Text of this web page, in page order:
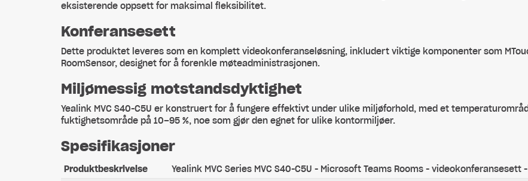
eksisterende oppsett for maksimal fleksibilitet.
Konferansesett
Dette produktet leveres som en komplett videokonferanseløsning, inkludert viktige komponenter som
RoomSensor, designet for å forenkle møteadministrasjonen.
Miljømessig motstandsdyktighet
Yealink MVC S40-C5U er konstruert for å fungere effektivt under ulike miljøforhold, med et
fuktighetsområde på 10–95 %, noe som gjør den egnet for ulike kontormiljøer.
Spesifikasjoner
Produktbeskrivelse
Yealink MVC Series MVC S40-C5U - Microsoft Teams Rooms -